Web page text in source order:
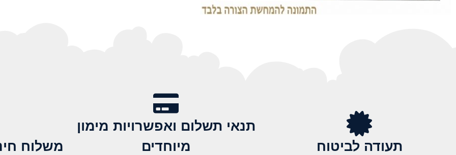
תעודה לביטוח
תנאי תשלום ואפשרויות מימון
מיוחדים
משלוח